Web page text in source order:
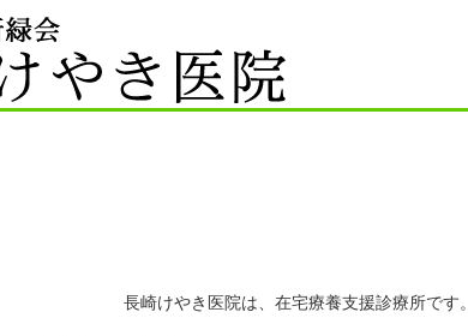
長崎けやき医院は、在宅療養支援診療所です。